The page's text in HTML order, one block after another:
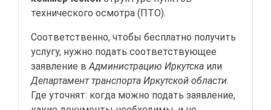
технического осмотра (ПТО).
Соответственно, чтобы бесплатно получить
услугу, нужно подать соответствующее
заявление в Администрацию Иркутска или
Департамент транспорта Иркутской области.
Где уточнят: когда можно подать заявление,